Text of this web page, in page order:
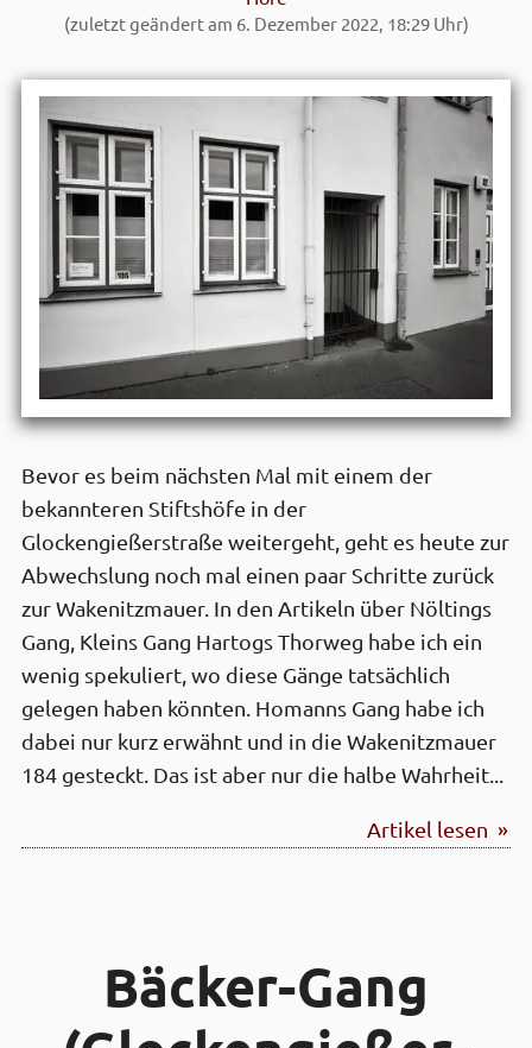
(zuletzt geändert am 6. Dezember 2022, 18:29 Uhr)
Bevor es beim nächsten Mal mit einem der
bekannteren Stiftshöfe in der
Glockengießerstraße weitergeht, geht es heute zur
Abwechslung noch mal einen paar Schritte zurück
zur Wakenitzmauer. In den Artikeln über Nöltings
Gang, Kleins Gang Hartogs Thorweg habe ich ein
wenig spekuliert, wo diese Gänge tatsächlich
gelegen haben könnten. Homanns Gang habe ich
dabei nur kurz erwähnt und in die Wakenitzmauer
184 gesteckt. Das ist aber nur die halbe Wahrheit...
Artikel lesen »
Bäcker-Gang